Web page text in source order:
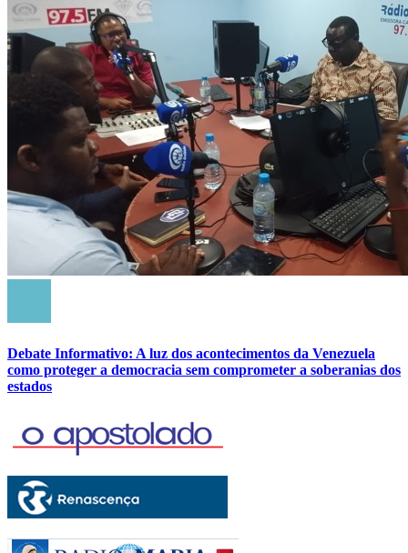
Debate Informativo: A luz dos acontecimentos da Venezuela
como proteger a democracia sem comprometer a soberanias dos
estados